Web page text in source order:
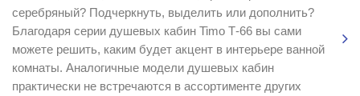
серебряный? Подчеркнуть, выделить или дополнить?
Благодаря серии душевых кабин Timo Т-66 вы сами
можете решить, каким будет акцент в интерьере ванной
комнаты. Аналогичные модели душевых кабин
практически не встречаются в ассортименте других